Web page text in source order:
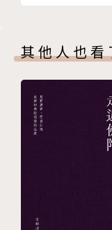
礎的宇宙密碼。
法，就像武功祕笈
態後，就能由內
13月亮共時曆，
們更清楚地看見
世界的指引與知
由某個教派守護
3.實踐：Just
藍手波的聖地之
4. 給予：散發光
我們都是太陽之子
古老印加智慧的
5. 探索：像孩子
6. 連結：從此
水晶龍線秋分儀式
其他人也看